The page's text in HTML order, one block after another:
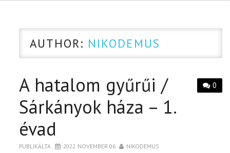
CIKK
PÓLÓ RENDELÉS
AUTHOR: NIKODEMUS
0
A hatalom gyűrűi /
Sárkányok háza – 1.
évad
PUBLIKÁLTA 2022. NOVEMBER 06. NIKODEMUS